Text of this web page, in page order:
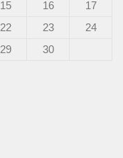
15 16
17
22 23
24
29
30